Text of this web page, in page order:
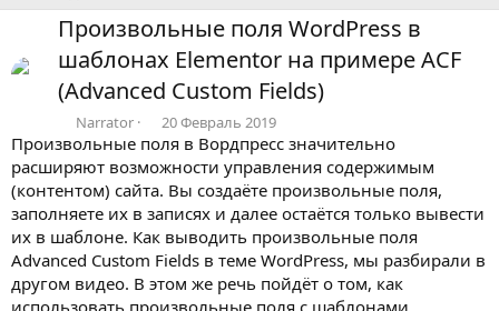
В
п
е
р
ё
д
Произвольные поля WordPress в
шаблонах Elementor на примере ACF
(Advanced Custom Fields)
Narrator 20 Февраль 2019
Произвольные поля в Вордпресс значительно
расширяют возможности управления содержимым
(контентом) сайта. Вы создаёте произвольные поля,
заполняете их в записях и далее остаётся только вывести
их в шаблоне. Как выводить произвольные поля
Advanced Custom Fields в теме WordPress, мы разбирали в
другом видео. В этом же речь пойдёт о том, как